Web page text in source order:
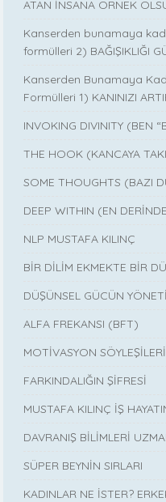
ATAN İNSANA ÖRNEK
Kanserden bunamaya
formülleri 2) BAĞIŞIKLIĞI
Kanserden Bunamaya
Formülleri 1) KANINIZI
INVOKING DIVINITY (BEN
THE HOOK (KANCAYA
SOME THOUGHTS (BAZI
DEEP WITHIN (EN
NLP MUSTAFA KILINÇ
BİR DİLİM EKMEKTE BİR
DÜŞÜNSEL GÜCÜN
ALFA FREKANSI (BFT)
MOTİVASYON SÖYLEŞİLERİ
FARKINDALIĞIN ŞİFRESİ
MUSTAFA KILINÇ İŞ
DAVRANIŞ BİLİMLERİ
SÜPER BEYNİN SIRLARI
KADINLAR NE İSTER?